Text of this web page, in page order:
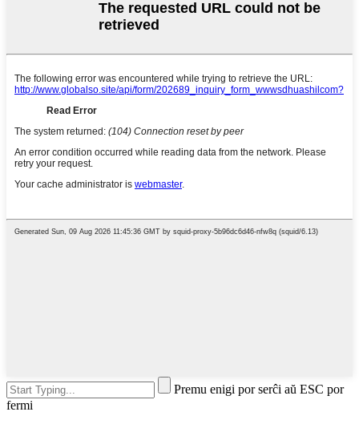
Premu enigi por serĉi aŭ ESC por
fermi